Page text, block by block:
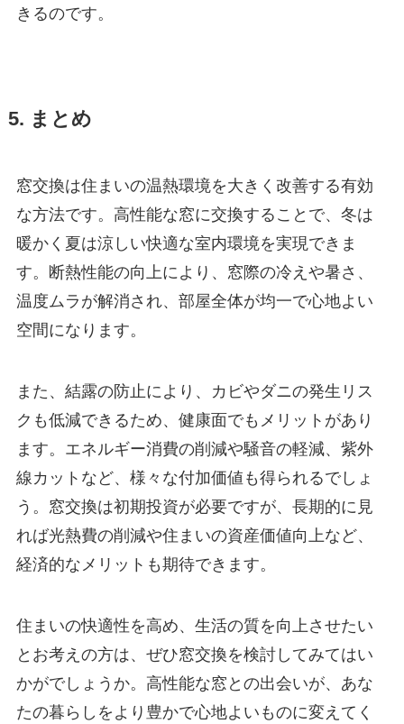
きるのです。
5. まとめ
窓交換は住まいの温熱環境を大きく改善する有効
な方法です。高性能な窓に交換することで、冬は
暖かく夏は涼しい快適な室内環境を実現できま
す。断熱性能の向上により、窓際の冷えや暑さ、
温度ムラが解消され、部屋全体が均一で心地よい
空間になります。
また、結露の防止により、カビやダニの発生リス
クも低減できるため、健康面でもメリットがあり
ます。エネルギー消費の削減や騒音の軽減、紫外
線カットなど、様々な付加価値も得られるでしょ
う。窓交換は初期投資が必要ですが、長期的に見
れば光熱費の削減や住まいの資産価値向上など、
経済的なメリットも期待できます。
住まいの快適性を高め、生活の質を向上させたい
とお考えの方は、ぜひ窓交換を検討してみてはい
かがでしょうか。高性能な窓との出会いが、あな
たの暮らしをより豊かで心地よいものに変えてく